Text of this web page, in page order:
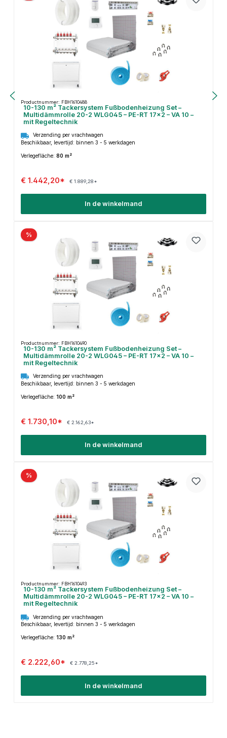
Productnummer: FBH1610488
10-130 m² Tackersystem Fußbodenheizung Set –
Multidämmrolle 20-2 WLG045 – PE-RT 17×2 – VA 10 –
mit Regeltechnik
Verzending per vrachtwagen
Beschikbaar, levertijd: binnen 3 - 5 werkdagen
Verlegefläche: 80 m²
€ 1.442,20* € 1.889,28*
In de winkelmand
%
Productnummer: FBH1610490
10-130 m² Tackersystem Fußbodenheizung Set –
Multidämmrolle 20-2 WLG045 – PE-RT 17×2 – VA 10 –
mit Regeltechnik
Verzending per vrachtwagen
Beschikbaar, levertijd: binnen 3 - 5 werkdagen
Verlegefläche: 100 m²
€ 1.730,10* € 2.162,63*
In de winkelmand
%
Productnummer: FBH1610493
10-130 m² Tackersystem Fußbodenheizung Set –
Multidämmrolle 20-2 WLG045 – PE-RT 17×2 – VA 10 –
mit Regeltechnik
Verzending per vrachtwagen
Beschikbaar, levertijd: binnen 3 - 5 werkdagen
Verlegefläche: 130 m²
€ 2.222,60* € 2.778,25*
In de winkelmand